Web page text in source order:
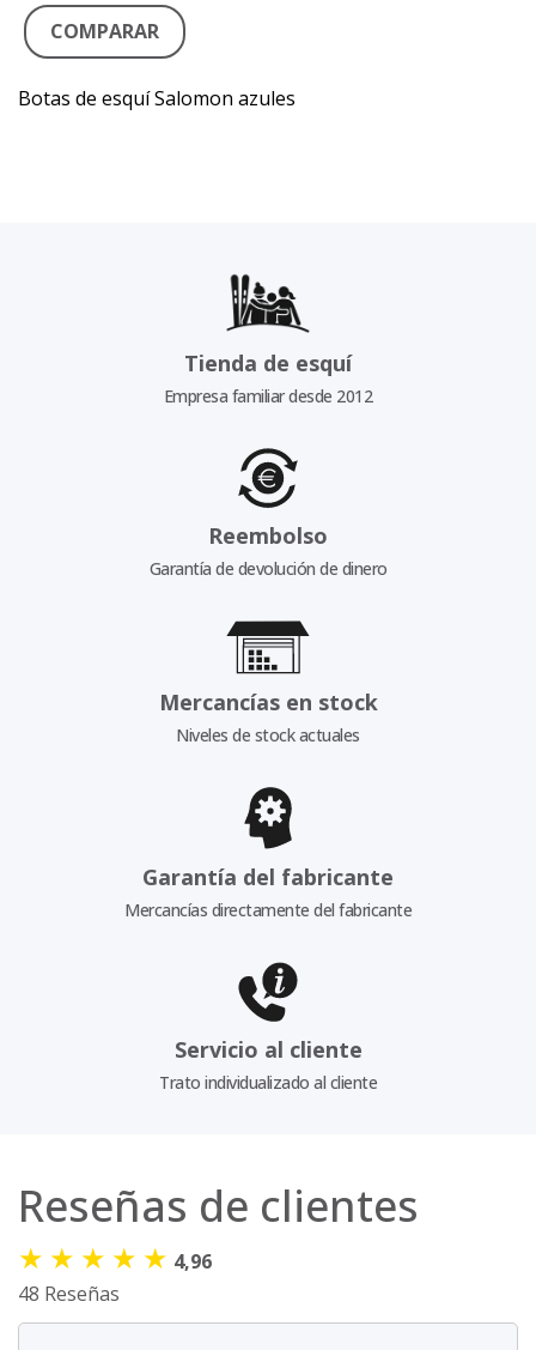
COMPARAR
Botas de esquí Salomon azules
Tienda de esquí
Empresa familiar desde 2012
Reembolso
Garantía de devolución de dinero
Mercancías en stock
Niveles de stock actuales
Garantía del fabricante
Mercancías directamente del fabricante
Servicio al cliente
Trato individualizado al cliente
Reseñas de clientes
★ ★ ★ ★ ★ 4,96
48 Reseñas